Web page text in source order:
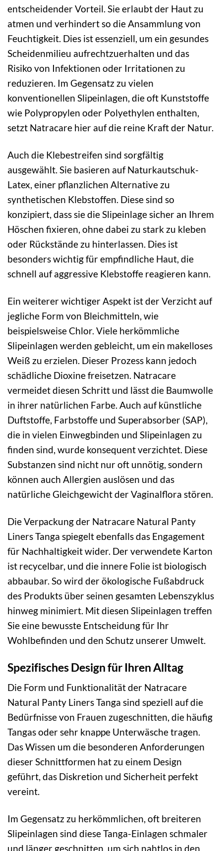
entscheidender Vorteil. Sie erlaubt der Haut zu
atmen und verhindert so die Ansammlung von
Feuchtigkeit. Dies ist essenziell, um ein gesundes
Scheidenmilieu aufrechtzuerhalten und das
Risiko von Infektionen oder Irritationen zu
reduzieren. Im Gegensatz zu vielen
konventionellen Slipeinlagen, die oft Kunststoffe
wie Polypropylen oder Polyethylen enthalten,
setzt Natracare hier auf die reine Kraft der Natur.
Auch die Klebestreifen sind sorgfältig
ausgewählt. Sie basieren auf Naturkautschuk-
Latex, einer pflanzlichen Alternative zu
synthetischen Klebstoffen. Diese sind so
konzipiert, dass sie die Slipeinlage sicher an Ihrem
Höschen fixieren, ohne dabei zu stark zu kleben
oder Rückstände zu hinterlassen. Dies ist
besonders wichtig für empfindliche Haut, die
schnell auf aggressive Klebstoffe reagieren kann.
Ein weiterer wichtiger Aspekt ist der Verzicht auf
jegliche Form von Bleichmitteln, wie
beispielsweise Chlor. Viele herkömmliche
Slipeinlagen werden gebleicht, um ein makelloses
Weiß zu erzielen. Dieser Prozess kann jedoch
schädliche Dioxine freisetzen. Natracare
vermeidet diesen Schritt und lässt die Baumwolle
in ihrer natürlichen Farbe. Auch auf künstliche
Duftstoffe, Farbstoffe und Superabsorber (SAP),
die in vielen Einwegbinden und Slipeinlagen zu
finden sind, wurde konsequent verzichtet. Diese
Substanzen sind nicht nur oft unnötig, sondern
können auch Allergien auslösen und das
natürliche Gleichgewicht der Vaginalflora stören.
Die Verpackung der Natracare Natural Panty
Liners Tanga spiegelt ebenfalls das Engagement
für Nachhaltigkeit wider. Der verwendete Karton
ist recycelbar, und die innere Folie ist biologisch
abbaubar. So wird der ökologische Fußabdruck
des Produkts über seinen gesamten Lebenszyklus
hinweg minimiert. Mit diesen Slipeinlagen treffen
Sie eine bewusste Entscheidung für Ihr
Wohlbefinden und den Schutz unserer Umwelt.
Spezifisches Design für Ihren Alltag
Die Form und Funktionalität der Natracare
Natural Panty Liners Tanga sind speziell auf die
Bedürfnisse von Frauen zugeschnitten, die häufig
Tangas oder sehr knappe Unterwäsche tragen.
Das Wissen um die besonderen Anforderungen
dieser Schnittformen hat zu einem Design
geführt, das Diskretion und Sicherheit perfekt
vereint.
Im Gegensatz zu herkömmlichen, oft breiteren
Slipeinlagen sind diese Tanga-Einlagen schmaler
und länger geschnitten, um sich nahtlos in den